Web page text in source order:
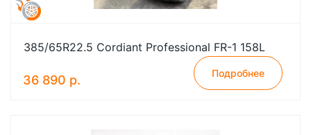
385/65R22.5 Cordiant Professional FR-1 158L
36 890 р. Подробнее